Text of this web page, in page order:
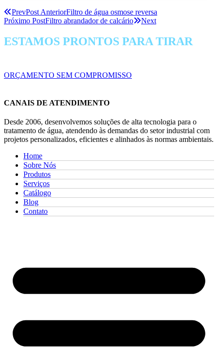
PrevPost AnteriorFiltro de água osmose reversa
Próximo PostFiltro abrandador de calcário Next
ESTAMOS PRONTOS PARA TIRAR
ORÇAMENTO SEM COMPROMISSO
CANAIS DE ATENDIMENTO
Desde 2006, desenvolvemos soluções de alta tecnologia para o
tratamento de água, atendendo às demandas do setor industrial com
projetos personalizados, eficientes e alinhados às normas ambientais.
Home
Sobre Nós
Produtos
Serviços
Catálogo
Blog
Contato